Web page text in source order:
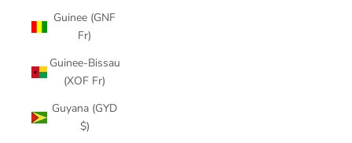
Guinee (GNF
Fr)
Guinee-Bissau
(XOF Fr)
Guyana (GYD
$)